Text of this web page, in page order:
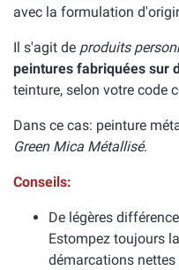
avec la formulation
Il s'agit de produits
peintures fabriquées sur
teinture, selon votre code
Dans ce cas: peinture
Green Mica Métallisé.
Conseils:
De légères
Estompez toujours
démarcations